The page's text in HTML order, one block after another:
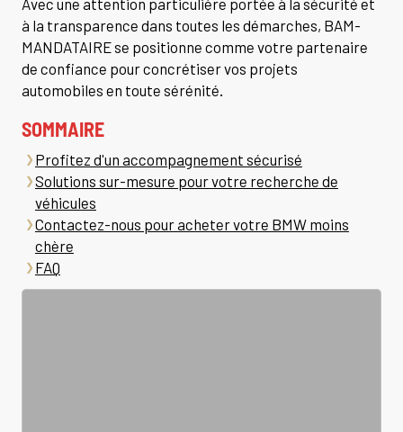
à la transparence dans toutes les démarches, BAM-
MANDATAIRE se positionne comme votre partenaire
de confiance pour concrétiser vos projets
automobiles en toute sérénité.
SOMMAIRE
Profitez d'un accompagnement sécurisé
Solutions sur-mesure pour votre recherche de
véhicules
Contactez-nous pour acheter votre BMW moins
chère
FAQ